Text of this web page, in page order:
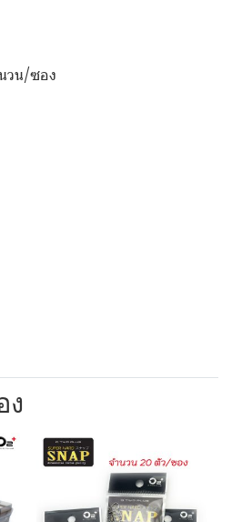
วน/ซอง
ง